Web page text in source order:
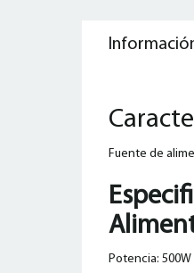
Fuente de
Potencia: